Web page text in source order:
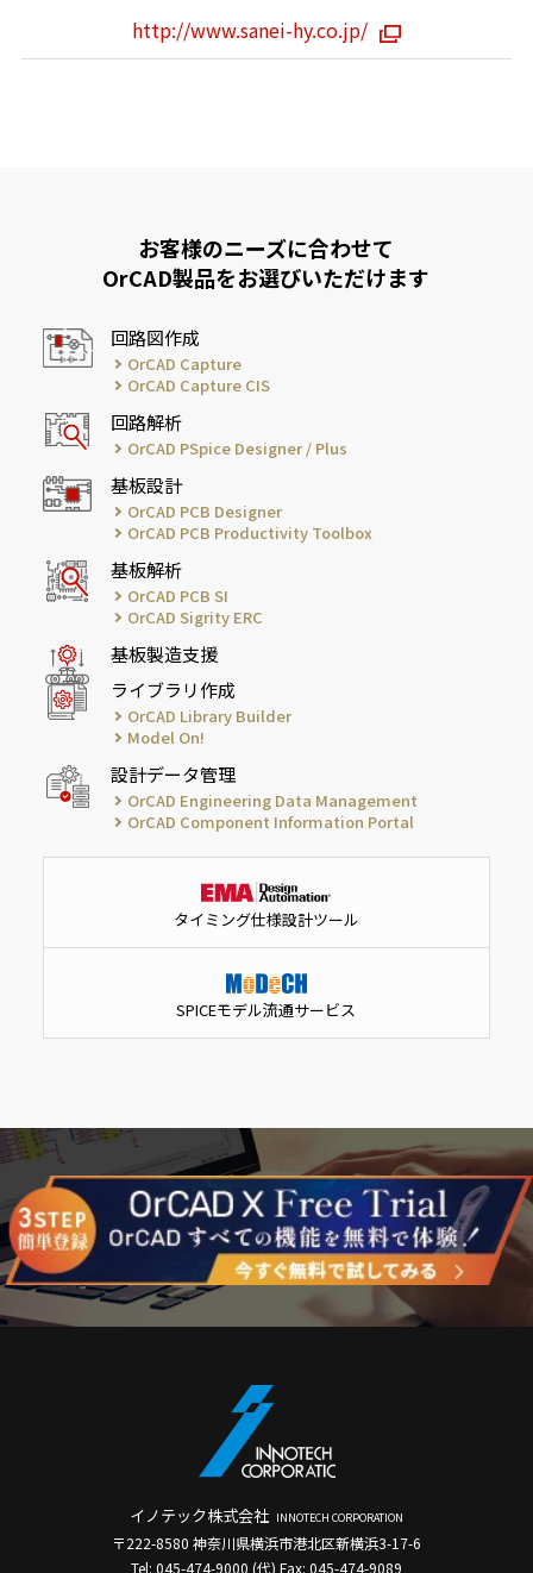
http://www.sanei-hy.co.jp/
お客様のニーズに合わせて
OrCAD製品をお選びいただけます
回路図作成
OrCAD Capture
OrCAD Capture CIS
回路解析
OrCAD PSpice Designer / Plus
基板設計
OrCAD PCB Designer
OrCAD PCB Productivity Toolbox
基板解析
OrCAD PCB SI
OrCAD Sigrity ERC
基板製造支援
ライブラリ作成
OrCAD Library Builder
Model On!
設計データ管理
OrCAD Engineering Data Management
OrCAD Component Information Portal
タイミング仕様設計ツール
SPICEモデル流通サービス
イノテック株式会社 INNOTECH CORPORATION
〒222-8580 神奈川県横浜市港北区新横浜3-17-6
Tel: 045-474-9000 (代) Fax: 045-474-9089